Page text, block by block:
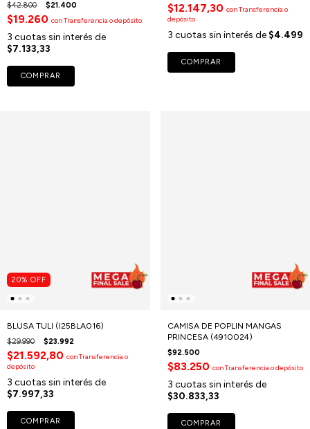
$42.800 $21.400
$19.260 conTransferencia o depósito
3 cuotas sin interés de
$7.133,33
COMPRAR
$12.147,30 conTransferencia o
depósito
3 cuotas sin interés de $4.499
COMPRAR
20% OFF
BLUSA TULI (I25BLA016)
$29.990 $23.992
$21.592,80 conTransferencia o
depósito
3 cuotas sin interés de
$7.997,33
COMPRAR
CAMISA DE POPLIN MANGAS
PRINCESA (4910024)
$92.500
$83.250 conTransferencia o depósito
3 cuotas sin interés de
$30.833,33
COMPRAR